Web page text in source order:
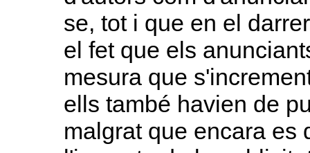
se, tot i que en el
el fet que els
mesura que
ells també havien de
malgrat que encara es